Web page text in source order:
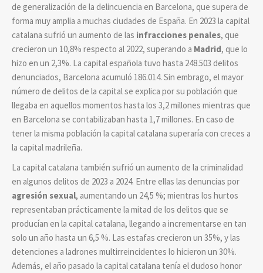
de generalización de la delincuencia en Barcelona, que supera de
forma muy amplia a muchas ciudades de España. En 2023 la capital
catalana sufrió un aumento de las infracciones penales, que
crecieron un 10,8% respecto al 2022, superando a Madrid, que lo
hizo en un 2,3%. La capital española tuvo hasta 248.503 delitos
denunciados, Barcelona acumuló 186.014. Sin embrago, el mayor
número de delitos de la capital se explica por su población que
llegaba en aquellos momentos hasta los 3,2 millones mientras que
en Barcelona se contabilizaban hasta 1,7 millones. En caso de
tener la misma población la capital catalana superaría con creces a
la capital madrileña.
La capital catalana también sufrió un aumento de la criminalidad
en algunos delitos de 2023 a 2024. Entre ellas las denuncias por
agresión sexual, aumentando un 24,5 %; mientras los hurtos
representaban prácticamente la mitad de los delitos que se
producían en la capital catalana, llegando a incrementarse en tan
solo un año hasta un 6,5 %. Las estafas crecieron un 35%, y las
detenciones a ladrones multirreincidentes lo hicieron un 30%.
Además, el año pasado la capital catalana tenía el dudoso honor